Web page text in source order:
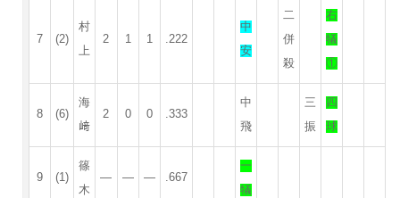
7 (2)
村
上
2 1 1 .222
中
安
二
併
殺
右
犠
①
8 (6)
海
﨑
2 0 0 .333
中
飛
三
振
四
球
9 (1)
篠
木
— — — .667
一
犠